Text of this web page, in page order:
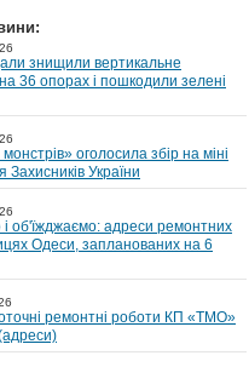
знищили вертикальне
36 опорах і пошкодили зелені
оголосила збір на міні
Захисників України
об'їжджаємо: адреси ремонтних
Одеси, запланованих на 6
ремонтні роботи КП «ТМО»